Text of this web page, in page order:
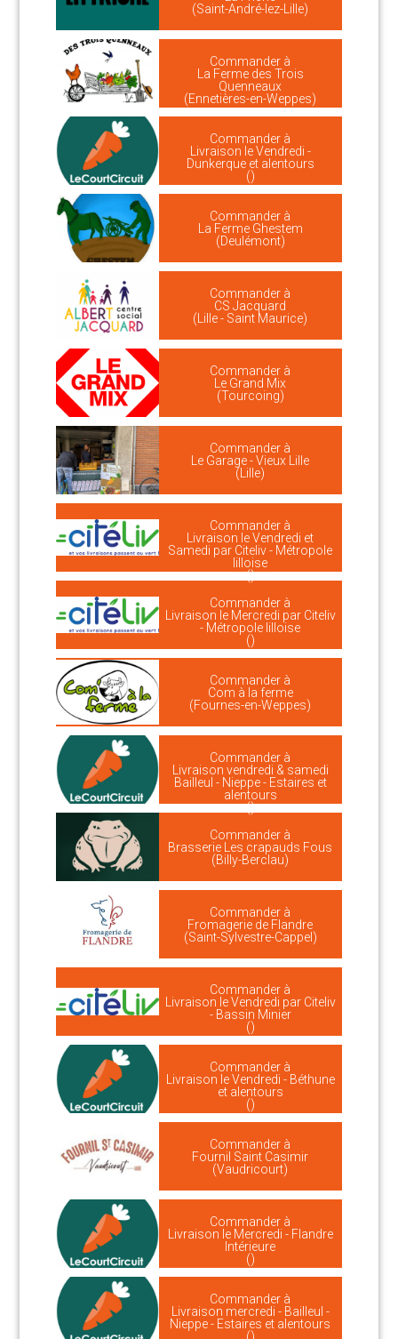
(Saint-André-lez-Lille)
Commander à
La Ferme des Trois
Quenneaux
(Ennetières-en-Weppes)
Commander à
Livraison le Vendredi -
Dunkerque et alentours
()
Commander à
La Ferme Ghestem
(Deulémont)
Commander à
CS Jacquard
(Lille - Saint Maurice)
Commander à
Le Grand Mix
(Tourcoing)
Commander à
Le Garage - Vieux Lille
(Lille)
Commander à
Livraison le Vendredi et
Samedi par Citeliv - Métropole
lilloise
()
Commander à
Livraison le Mercredi par Citeliv
- Métropole lilloise
()
Commander à
Com à la ferme
(Fournes-en-Weppes)
Commander à
Livraison vendredi & samedi
Bailleul - Nieppe - Estaires et
alentours
()
Commander à
Brasserie Les crapauds Fous
(Billy-Berclau)
Commander à
Fromagerie de Flandre
(Saint-Sylvestre-Cappel)
Commander à
Livraison le Vendredi par Citeliv
- Bassin Minier
()
Commander à
Livraison le Vendredi - Béthune
et alentours
()
Commander à
Fournil Saint Casimir
(Vaudricourt)
Commander à
Livraison le Mercredi - Flandre
Intérieure
()
Commander à
Livraison mercredi - Bailleul -
Nieppe - Estaires et alentours